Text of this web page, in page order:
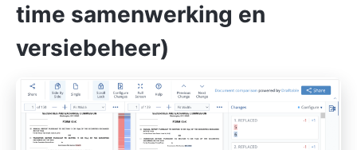
time samenwerking en
versiebeheer)